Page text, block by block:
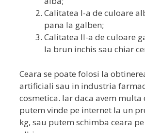
Calitatea I-a de culoare
pana la galben;
Calitatea II-a de culoare
la brun inchis sau chiar
Ceara se poate folosi la
artificiali sau in industria
cosmetica. Iar daca avem multa
putem vinde pe internet la un
kg, sau putem schimba ceara